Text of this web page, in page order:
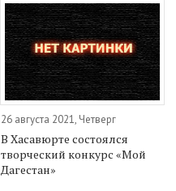
26 августа 2021, Четверг
В Хасавюрте состоялся
творческий конкурс «Мой
Дагестан»